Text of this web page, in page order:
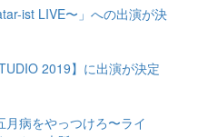
ist LIVE〜」への出演が決
2019】に出演が決定
月病をやっつけろ〜ライ